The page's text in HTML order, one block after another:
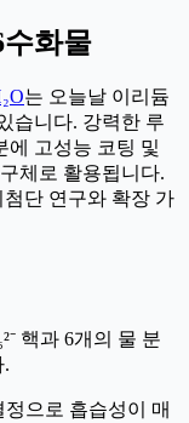
화물
는 오늘날 이리듐
습니다. 강력한 루
에 고성능 코팅 및
체로 활용됩니다.
단 연구와 확장 가
핵과 6개의 물 분
.
으로 흡습성이 매